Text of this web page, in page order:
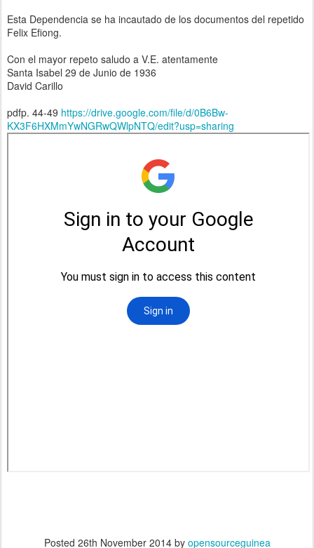
Esta Dependencia se ha incautado de los documentos del repetido
Felix Efiong.
Con el mayor repeto saludo a V.E. atentamente
Santa Isabel 29 de Junio de 1936
David Carillo
pdfp. 44-49 https://drive.google.com/file/d/0B6Bw-
KX3F6HXMmYwNGRwQWlpNTQ/edit?usp=sharing
Posted 26th November 2014by opensourceguinea